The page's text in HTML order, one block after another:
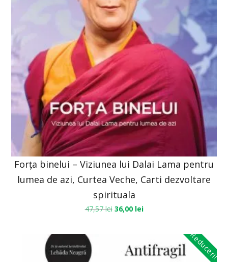
Forța binelui – Viziunea lui Dalai Lama pentru
lumea de azi, Curtea Veche, Carti dezvoltare
spirituala
47,57lei 36,00 lei
Reduceri!